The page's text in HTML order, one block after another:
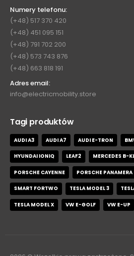
Numery telefonu:
(+48) 517 370 420
(+48) 451 095 151
(+48) 791 702 200
(+48) 573 743 876
(+48) 663 818 191
Adres email:
info@electricmobility.store
Tagi produktów
AUDI A3 AUDI A7 AUDI E-TRON
HYUNDAI IONIQ LEAF2 MERCEDES B-
PORSCHE CAYENNE PORSCHE PANAMERA
SMART FORTWO TESLA MODEL 3
TESLA MODEL X VW E-GOLF VW E-UP